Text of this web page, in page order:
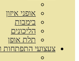
אופני איזון
בימבות
הליכונים
תלת אופן
צעצועי התפתחות